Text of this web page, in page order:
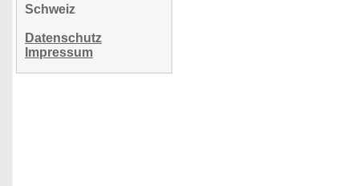
Schweiz
Datenschutz
Impressum